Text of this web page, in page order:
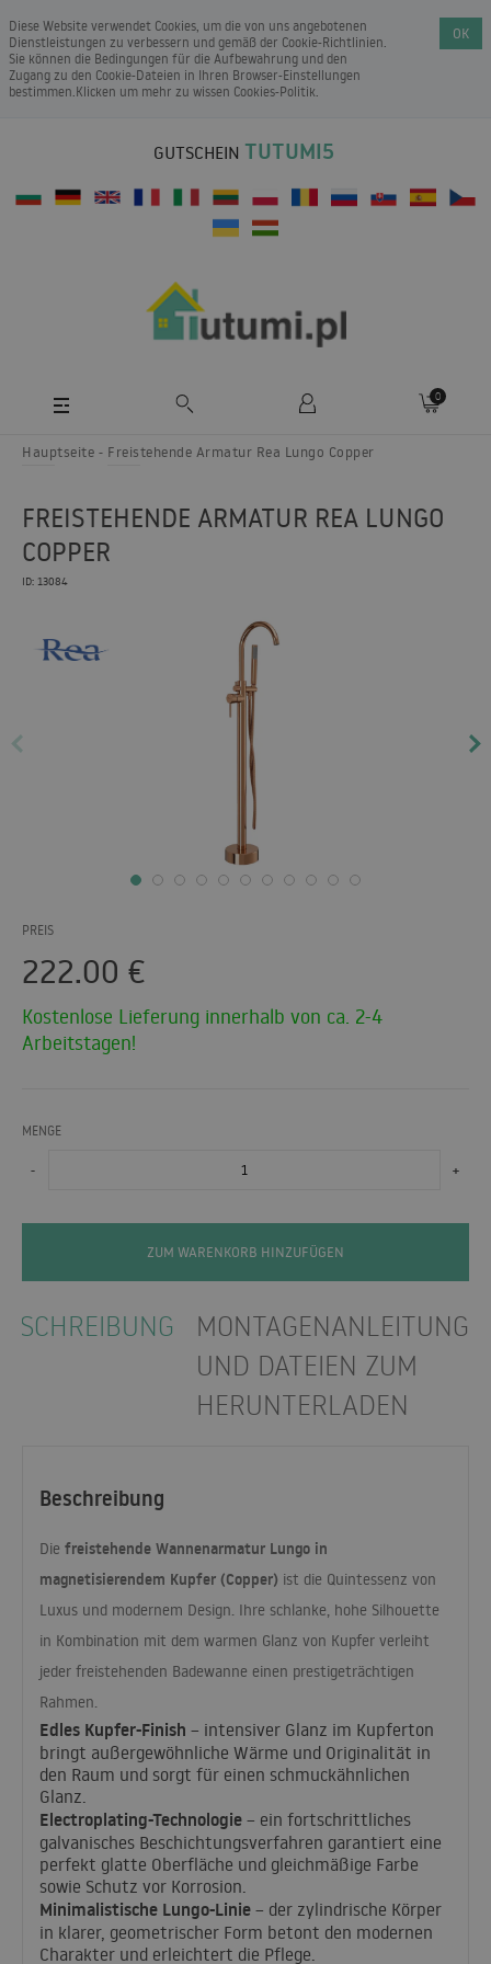
Diese Website verwendet Cookies, um die von uns angebotenen
Dienstleistungen zu verbessern und gemäß der Cookie-Richtlinien.
Sie können die Bedingungen für die Aufbewahrung und den
Zugang zu den Cookie-Dateien in Ihren Browser-Einstellungen
bestimmen.Klicken um mehr zu wissen Cookies-Politik.
OK
GUTSCHEIN TUTUMI5
0
Hauptseite Freistehende Armatur Rea Lungo Copper
FREISTEHENDE ARMATUR REA LUNGO
COPPER
ID: 13084
PREIS
222.00 €
Kostenlose Lieferung innerhalb von ca. 2-4
Arbeitstagen!
MENGE
- +
ZUM WARENKORB HINZUFÜGEN
UND DATEIEN ZUM
HERUNTERLADEN
Beschreibung
Die freistehende Wannenarmatur Lungo in
magnetisierendem Kupfer (Copper) ist die Quintessenz von
Luxus und modernem Design. Ihre schlanke, hohe Silhouette
in Kombination mit dem warmen Glanz von Kupfer verleiht
jeder freistehenden Badewanne einen prestigeträchtigen
Rahmen.
Edles Kupfer-Finish – intensiver Glanz im Kupferton
bringt außergewöhnliche Wärme und Originalität in
den Raum und sorgt für einen schmuckähnlichen
Glanz.
Electroplating-Technologie – ein fortschrittliches
galvanisches Beschichtungsverfahren garantiert eine
perfekt glatte Oberfläche und gleichmäßige Farbe
sowie Schutz vor Korrosion.
Minimalistische Lungo-Linie – der zylindrische Körper
in klarer, geometrischer Form betont den modernen
Charakter und erleichtert die Pflege.